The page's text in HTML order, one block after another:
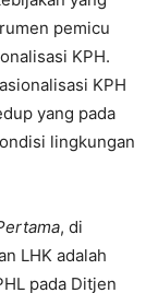
pemicu
KPH.
KPH
yang pada
lingkungan
, di
LHK adalah
pada Ditjen